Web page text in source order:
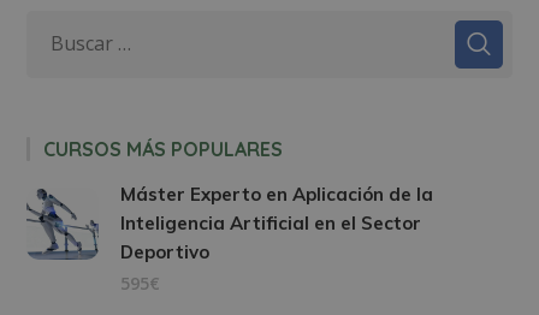
CURSOS MÁS POPULARES
Máster Experto en Aplicación de la
Inteligencia Artificial en el Sector
Deportivo
595€